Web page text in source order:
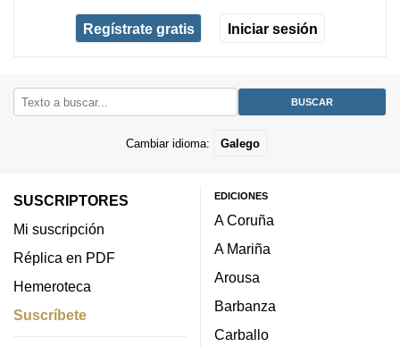
Regístrate gratis Iniciar sesión
Cambiar idioma: Galego
SUSCRIPTORES
Mi suscripción
Réplica en PDF
Hemeroteca
Suscríbete
EDICIONES
A Coruña
A Mariña
Arousa
Barbanza
Carballo